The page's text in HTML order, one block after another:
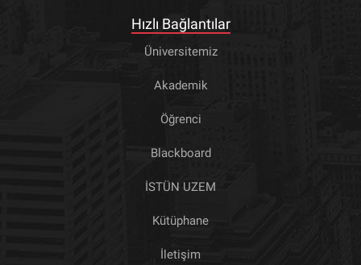
Hızlı Bağlantılar
Üniversitemiz
Akademik
Öğrenci
Blackboard
İSTÜN UZEM
Kütüphane
İletişim